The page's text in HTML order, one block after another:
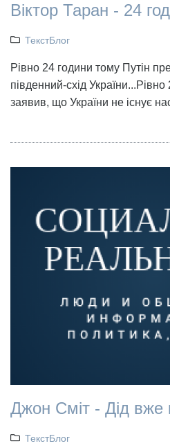
Віктор Таран - 24
ТекстБлог
Рівно 24 години тому Путін
південний-схід
заявив, що України не існує
Джон Сміт - Дід вже
ТекстБлог